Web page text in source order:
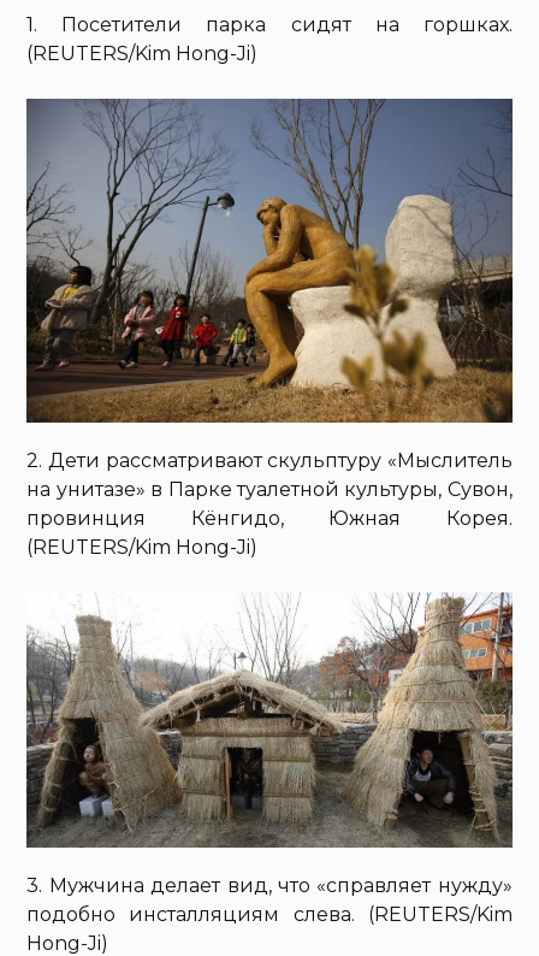
1. Посетители парка сидят на горшках.
(REUTERS/Kim Hong-Ji)
2. Дети рассматривают скульптуру «Мыслитель
на унитазе» в Парке туалетной культуры, Сувон,
провинция Кёнгидо, Южная Корея.
(REUTERS/Kim Hong-Ji)
3. Мужчина делает вид, что «справляет нужду»
подобно инсталляциям слева. (REUTERS/Kim
Hong-Ji)